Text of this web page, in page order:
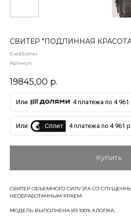
СВИТЕР "ПОДЛИННАЯ
Eve&Esther
Артикул:
19845,00 р.
Или 4 платежа по 4 961
Или Сплит 4 платежа по 4 961 р.
Купить
СВИТЕР ОБЪЕМНОГО СИЛУЭТА СО
НЕОБРАБОТАННЫМ КРАЕМ.
МОДЕЛЬ ВЫПОЛНЕНА ИЗ 100% ХЛОПКА.